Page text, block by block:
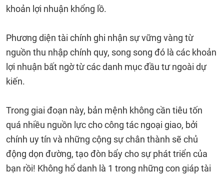
khoản lợi nhuận khổng lồ.
Phương diện tài chính ghi nhận sự vững vàng từ
nguồn thu nhập chính quy, song song đó là các khoản
lợi nhuận bất ngờ từ các danh mục đầu tư ngoài dự
kiến.
Trong giai đoạn này, bản mệnh không cần tiêu tốn
quá nhiều nguồn lực cho công tác ngoại giao, bởi
chính uy tín và những cộng sự chân thành sẽ chủ
động dọn đường, tạo đòn bẩy cho sự phát triển của
bạn rồi! Không hổ danh là 1 trong những con giáp tài